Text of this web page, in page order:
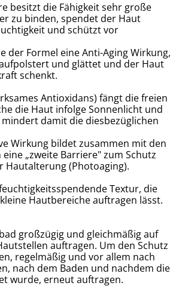
besitzt die Fähigkeit sehr große
zu binden, spendet der Haut
und schützt vor
der Formel eine Anti-Aging Wirkung,
und glättet und der Haut
schenkt.
Antioxidans) fängt die freien
die Haut infolge Sonnenlicht und
damit die diesbezüglichen
Wirkung bildet zusammen mit den
„zweite Barriere" zum Schutz
Hautalterung (Photoaging).
Textur, die
Hautbereiche auftragen lässt.
großzügig und gleichmäßig auf
auftragen. Um den Schutz
regelmäßig und vor allem nach
nach dem Baden und nachdem die
wurde, erneut auftragen.